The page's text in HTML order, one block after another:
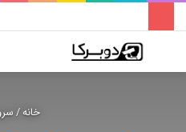
فهرست
خانه/